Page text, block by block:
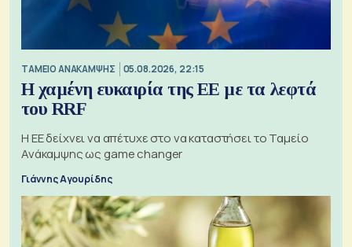
ΤΑΜΕΙΟ ΑΝΑΚΑΜΨΗΣ 05.08.2026, 22:15
Η χαμένη ευκαιρία της ΕΕ με τα λεφτά
του RRF
Η ΕΕ δείχνει να απέτυχε στο να καταστήσει το Ταμείο
Ανάκαμψης ως game changer
Γιάννης Αγουρίδης